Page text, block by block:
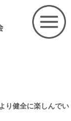
り健全に楽しんでい